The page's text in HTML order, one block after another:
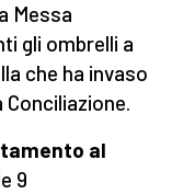
Messa
gli ombrelli a
che ha invaso
al
9